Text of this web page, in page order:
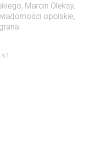
, Marcin Oleksy,
opolskie,